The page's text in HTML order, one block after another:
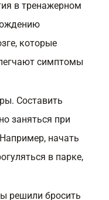
в тренажерном
которые
симптомы
Составить
заняться при
начать
в парке,
решили бросить